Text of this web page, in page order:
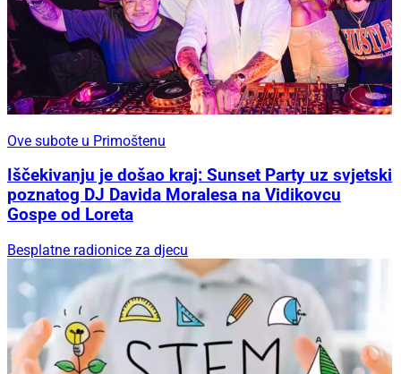
Ove subote u Primoštenu
Iščekivanju je došao kraj: Sunset Party uz svjetski
poznatog DJ Davida Moralesa na Vidikovcu
Gospe od Loreta
Besplatne radionice za djecu